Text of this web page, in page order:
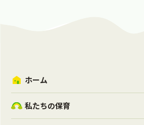
ホーム
私たちの保育